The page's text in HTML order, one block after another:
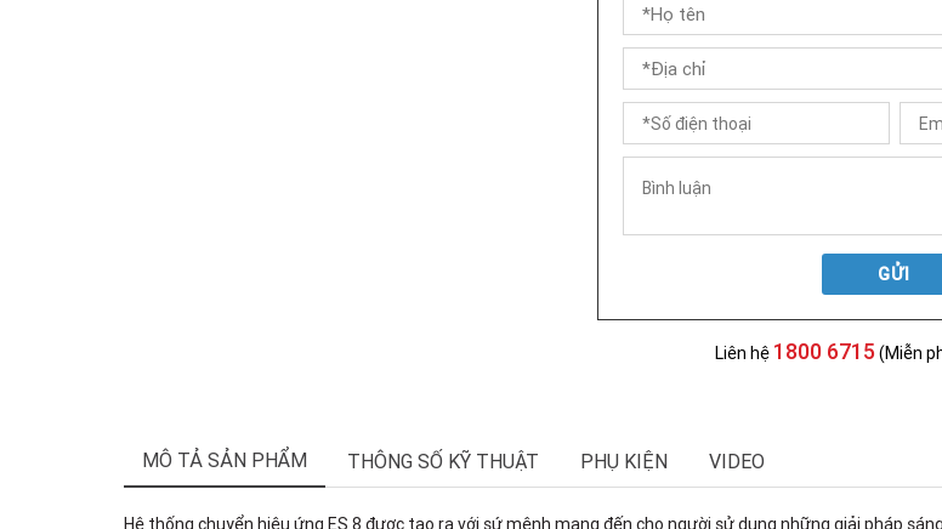
GỬI
Liên hệ 1800 6715 (Miễn
MÔ TẢ SẢN PHẨM THÔNG SỐ KỸ THUẬT PHỤ KIỆN VIDEO
Hệ thống chuyển hiệu ứng ES 8 được tạo ra với sứ mệnh mang đến cho người sử dụng những giải pháp